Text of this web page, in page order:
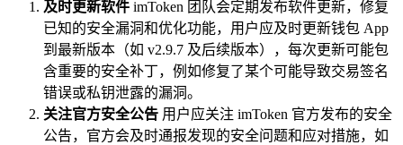
及时更新软件 imToken 团队会定期发布软件更新，修复
已知的安全漏洞和优化功能，用户应及时更新钱包 App
到最新版本（如 v2.9.7 及后续版本），每次更新可能包
含重要的安全补丁，例如修复了某个可能导致交易签名
错误或私钥泄露的漏洞。
关注官方安全公告 用户应关注 imToken 官方发布的安全
公告，官方会及时通报发现的安全问题和应对措施，如